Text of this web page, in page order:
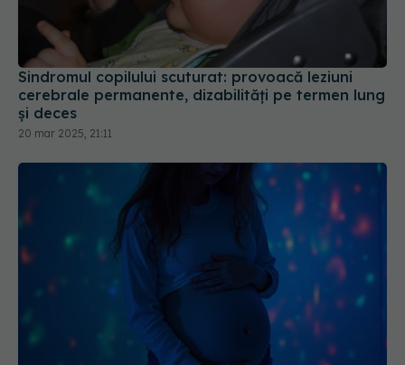
Sindromul copilului scuturat: provoacă leziuni
cerebrale permanente, dizabilități pe termen lung
și deces
20 mar 2025, 21:11